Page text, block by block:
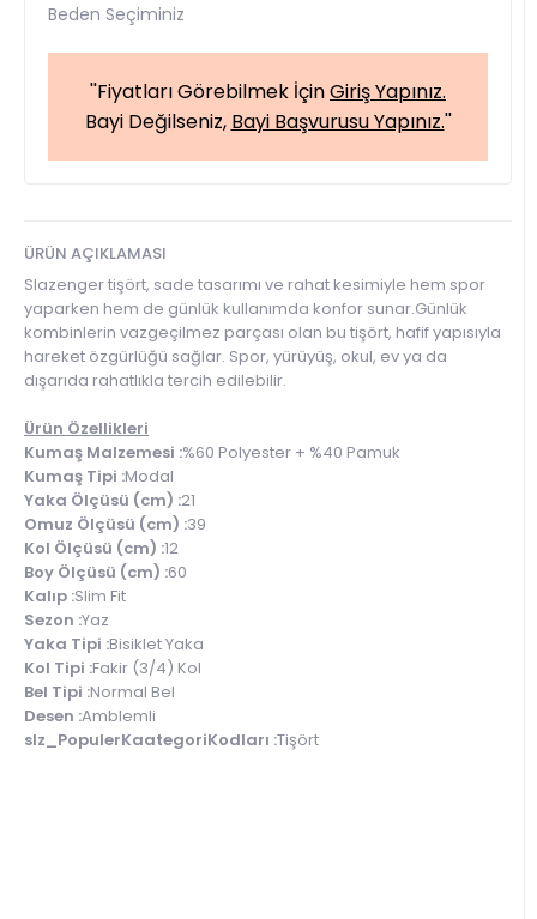
Beden Seçiminiz
''Fiyatları Görebilmek İçinGiriş Yapınız.
Bayi Değilseniz, Bayi Başvurusu Yapınız.''
ÜRÜN AÇIKLAMASI
Slazenger tişört, sade tasarımı ve rahat kesimiyle hem spor
yaparken hem de günlük kullanımda konfor sunar.Günlük
kombinlerin vazgeçilmez parçası olan bu tişört, hafif yapısıyla
hareket özgürlüğü sağlar. Spor, yürüyüş, okul, ev ya da
dışarıda rahatlıkla tercih edilebilir.
Ürün Özellikleri
Kumaş Malzemesi :%60 Polyester + %40 Pamuk
Kumaş Tipi :Modal
Yaka Ölçüsü (cm) :21
Omuz Ölçüsü (cm) :39
Kol Ölçüsü (cm) :12
Boy Ölçüsü (cm) :60
Kalıp :Slim Fit
Sezon :Yaz
Yaka Tipi :Bisiklet Yaka
Kol Tipi :Fakir (3/4) Kol
Bel Tipi :Normal Bel
Desen :Amblemli
slz_PopulerKaategoriKodları :Tişört